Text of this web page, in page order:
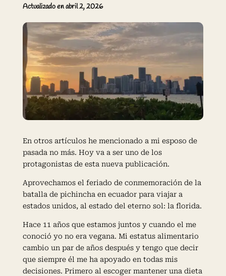
Actualizado en abril 2, 2026
En otros artículos he mencionado a mi esposo de
pasada no más. Hoy va a ser uno de los
protagonistas de esta nueva publicación.
Aprovechamos el feriado de conmemoración de la
batalla de pichincha en ecuador para viajar a
estados unidos, al estado del eterno sol: la florida.
Hace 11 años que estamos juntos y cuando el me
conoció yo no era vegana. Mi estatus alimentario
cambio un par de años después y tengo que decir
que siempre él me ha apoyado en todas mis
decisiones. Primero al escoger mantener una dieta